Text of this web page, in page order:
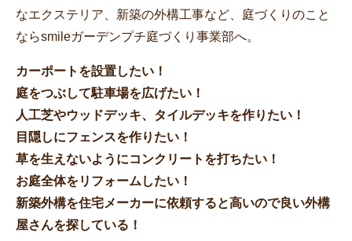
なエクステリア、新築の外構工事など、庭づくりのこと
ならsmileガーデンプチ庭づくり事業部へ。
カーポートを設置したい！
庭をつぶして駐車場を広げたい！
人工芝やウッドデッキ、タイルデッキを作りたい！
目隠しにフェンスを作りたい！
草を生えないようにコンクリートを打ちたい！
お庭全体をリフォームしたい！
新築外構を住宅メーカーに依頼すると高いので良い外構
屋さんを探している！